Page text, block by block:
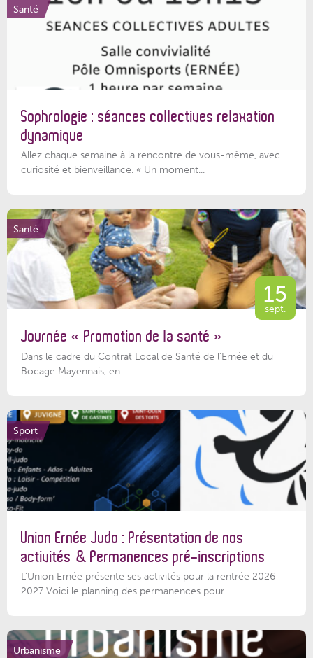
Santé
Sophrologie : séances collectives relaxation
dynamique
Allez chaque semaine à la rencontre de vous-même, avec
curiosité et bienveillance. « Un moment...
Santé
15
sept.
Journée « Promotion de la santé »
Dans le cadre du Contrat Local de Santé de l’Ernée et du
Bocage Mayennais, en...
Sport
Union Ernée Judo : Présentation de nos
activités & Permanences pré-inscriptions
L'Union Ernée présente ses activités pour la rentrée 2026-
2027 Voici le planning des permanences pour...
Urbanisme